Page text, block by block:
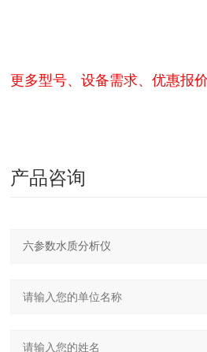
更多型号、设备需求、优惠报价
产品咨询